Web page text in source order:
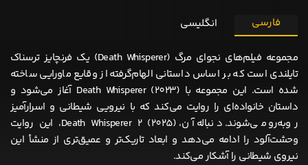
فارسی انگلیسی
مجموعه فیلم‌های نجوای مرگ (Death Whisperer) یک فرنچایز ترسناک
تایلندی است که بر اساس داستانی الهام‌گرفته از وقایع ماورایی ساخته
شده است. این مجموعه با Death Whisperer (2023) آغاز می‌شود و
داستان خانواده‌ای را روایت می‌کند که با نیرویی شیطانی و اسرارآمیز
روبه‌رو می‌شوند. دنباله آن، Death Whisperer 2 (2025)، این روایت
وحشت‌آلود را ادامه می‌دهد و ابعاد تاریک‌تر و عمیق‌تری از منشأ این
نیروی شیطانی را آشکار می‌کند.